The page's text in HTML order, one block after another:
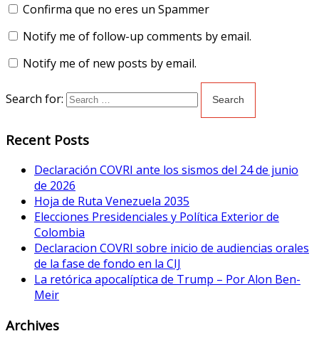
Confirma que no eres un Spammer
Notify me of follow-up comments by email.
Notify me of new posts by email.
Search for:
Recent Posts
Declaración COVRI ante los sismos del 24 de junio
de 2026
Hoja de Ruta Venezuela 2035
Elecciones Presidenciales y Política Exterior de
Colombia
Declaracion COVRI sobre inicio de audiencias orales
de la fase de fondo en la CIJ
La retórica apocalíptica de Trump – Por Alon Ben-
Meir
Archives